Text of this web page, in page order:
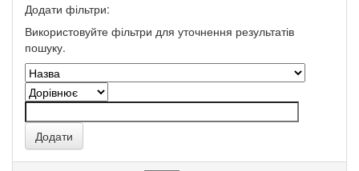
Додати фільтри:
Використовуйте фільтри для уточнення результатів
пошуку.